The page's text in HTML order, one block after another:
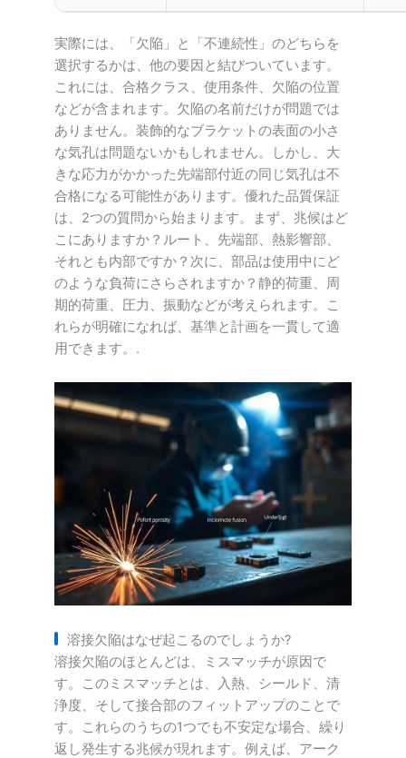
実際には、「欠陥」と「不連続性」のどちらを
選択するかは、他の要因と結びついています。
これには、合格クラス、使用条件、欠陥の位置
などが含まれます。欠陥の名前だけが問題では
ありません。装飾的なブラケットの表面の小さ
な気孔は問題ないかもしれません。しかし、大
きな応力がかかった先端部付近の同じ気孔は不
合格になる可能性があります。優れた品質保証
は、2つの質問から始まります。まず、兆候はど
こにありますか？ルート、先端部、熱影響部、
それとも内部ですか？次に、部品は使用中にど
のような負荷にさらされますか？静的荷重、周
期的荷重、圧力、振動などが考えられます。こ
れらが明確になれば、基準と計画を一貫して適
用できます。.
溶接欠陥はなぜ起こるのでしょうか?
溶接欠陥のほとんどは、ミスマッチが原因で
す。このミスマッチとは、入熱、シールド、清
浄度、そして接合部のフィットアップのことで
す。これらのうちの1つでも不安定な場合、繰り
返し発生する兆候が現れます。例えば、アーク